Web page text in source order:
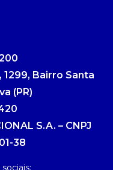
Bairro Santa
(PR)
S.A. – CNPJ
38